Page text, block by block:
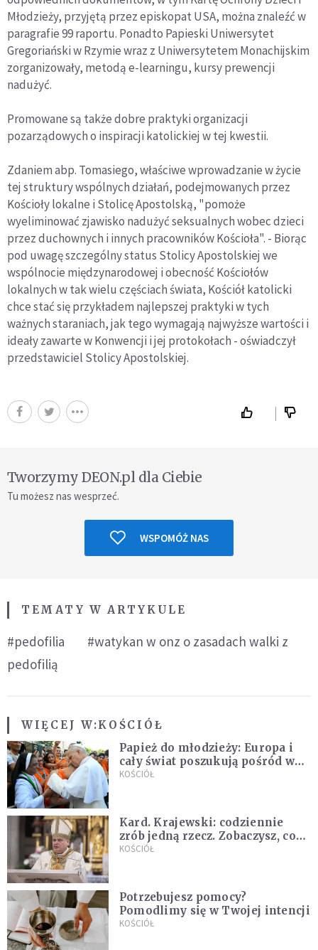
Młodzieży, przyjętą przez episkopat USA, można znaleźć w
paragrafie 99 raportu. Ponadto Papieski Uniwersytet
Gregoriański w Rzymie wraz z Uniwersytetem Monachijskim
zorganizowały, metodą e-learningu, kursy prewencji
nadużyć.
Promowane są także dobre praktyki organizacji
pozarządowych o inspiracji katolickiej w tej kwestii.
Zdaniem abp. Tomasiego, właściwe wprowadzanie w życie
tej struktury wspólnych działań, podejmowanych przez
Kościoły lokalne i Stolicę Apostolską, "pomoże
wyeliminować zjawisko nadużyć seksualnych wobec dzieci
przez duchownych i innych pracowników Kościoła". - Biorąc
pod uwagę szczególny status Stolicy Apostolskiej we
wspólnocie międzynarodowej i obecność Kościołów
lokalnych w tak wielu częściach świata, Kościół katolicki
chce stać się przykładem najlepszej praktyki w tych
ważnych staraniach, jak tego wymagają najwyższe wartości i
ideały zawarte w Konwencji i jej protokołach - oświadczył
przedstawiciel Stolicy Apostolskiej.
Tworzymy DEON.pl dla Ciebie
Tu możesz nas wesprzeć.
WSPOMÓŻ NAS
TEMATY W ARTYKULE
#pedofilia
#watykan w onz o zasadach walki z
pedofilią
WIĘCEJ W:KOŚCIÓŁ
Papież do młodzieży: Europa i
cały świat poszukują pośród was
nowych świętych
KOŚCIÓŁ
Kard. Krajewski: codziennie
zrób jedną rzecz. Zobaczysz, co
stanie się z twoim życiem
KOŚCIÓŁ
Potrzebujesz pomocy?
Pomodlimy się w Twojej intencji
KOŚCIÓŁ